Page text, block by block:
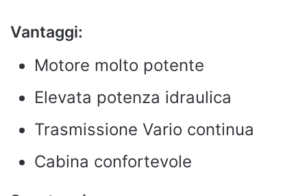
Vantaggi:
Motore molto potente
Elevata potenza idraulica
Trasmissione Vario continua
Cabina confortevole